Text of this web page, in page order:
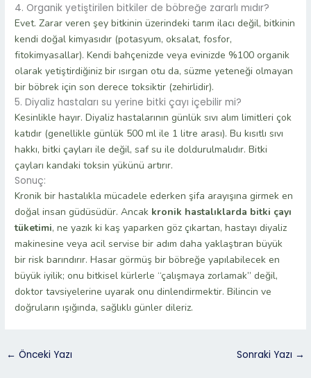
4. Organik yetiştirilen bitkiler de böbreğe zararlı mıdır?
Evet. Zarar veren şey bitkinin üzerindeki tarım ilacı değil, bitkinin
kendi doğal kimyasıdır (potasyum, oksalat, fosfor,
fitokimyasallar). Kendi bahçenizde veya evinizde %100 organik
olarak yetiştirdiğiniz bir ısırgan otu da, süzme yeteneği olmayan
bir böbrek için son derece toksiktir (zehirlidir).
5. Diyaliz hastaları su yerine bitki çayı içebilir mi?
Kesinlikle hayır. Diyaliz hastalarının günlük sıvı alım limitleri çok
katıdır (genellikle günlük 500 ml ile 1 litre arası). Bu kısıtlı sıvı
hakkı, bitki çayları ile değil, saf su ile doldurulmalıdır. Bitki
çayları kandaki toksin yükünü artırır.
Sonuç:
Kronik bir hastalıkla mücadele ederken şifa arayışına girmek en
doğal insan güdüsüdür. Ancak kronik hastalıklarda bitki çayı
tüketimi, ne yazık ki kaş yaparken göz çıkartan, hastayı diyaliz
makinesine veya acil servise bir adım daha yaklaştıran büyük
bir risk barındırır. Hasar görmüş bir böbreğe yapılabilecek en
büyük iyilik; onu bitkisel kürlerle “çalışmaya zorlamak” değil,
doktor tavsiyelerine uyarak onu dinlendirmektir. Bilincin ve
doğruların ışığında, sağlıklı günler dileriz.
← Önceki Yazı Sonraki Yazı →